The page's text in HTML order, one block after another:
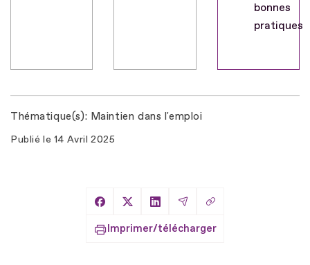
bonnes
pratiques
Thématique(s) Maintien dans l'emploi
Publié le 14 Avril 2025
Partager sur Facebook
Partager sur X
Partager sur LinkedIn
Partager par Email
Copier le lien
Imprimer/télécharger